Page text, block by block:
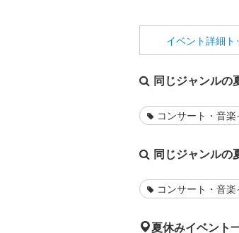
イベント詳細
同じジャンルの
コンサート・音楽
同じジャンルの
コンサート・音楽
夏休みイベント